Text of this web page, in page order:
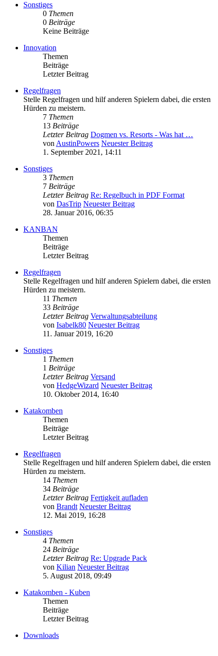
Sonstiges
0 Themen
0 Beiträge
Keine Beiträge
Innovation
Themen
Beiträge
Letzter Beitrag
Regelfragen
Stelle Regelfragen und hilf anderen Spielern dabei, die ersten
Hürden zu meistern.
7 Themen
13 Beiträge
Letzter Beitrag Dogmen vs. Resorts - Was hat …
von AustinPowers Neuester Beitrag
1. September 2021, 14:11
Sonstiges
3 Themen
7 Beiträge
Letzter Beitrag Re: Regelbuch in PDF Format
von DasTrip Neuester Beitrag
28. Januar 2016, 06:35
KANBAN
Themen
Beiträge
Letzter Beitrag
Regelfragen
Stelle Regelfragen und hilf anderen Spielern dabei, die ersten
Hürden zu meistern.
11 Themen
33 Beiträge
Letzter Beitrag Verwaltungsabteilung
von Isabelk80 Neuester Beitrag
11. Januar 2019, 16:20
Sonstiges
1 Themen
1 Beiträge
Letzter Beitrag Versand
von HedgeWizard Neuester Beitrag
10. Oktober 2014, 16:40
Katakomben
Themen
Beiträge
Letzter Beitrag
Regelfragen
Stelle Regelfragen und hilf anderen Spielern dabei, die ersten
Hürden zu meistern.
14 Themen
34 Beiträge
Letzter Beitrag Fertigkeit aufladen
von Brandt Neuester Beitrag
12. Mai 2019, 16:28
Sonstiges
4 Themen
24 Beiträge
Letzter Beitrag Re: Upgrade Pack
von Kilian Neuester Beitrag
5. August 2018, 09:49
Katakomben - Kuben
Themen
Beiträge
Letzter Beitrag
Downloads